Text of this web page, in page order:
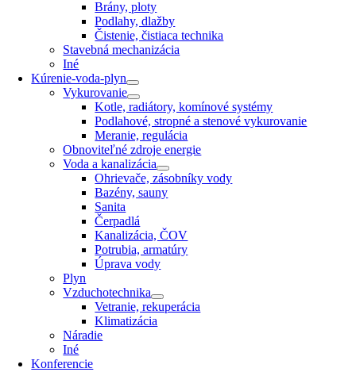
Brány, ploty
Podlahy, dlažby
Čistenie, čistiaca technika
Stavebná mechanizácia
Iné
Kúrenie-voda-plyn
Vykurovanie
Kotle, radiátory, komínové systémy
Podlahové, stropné a stenové vykurovanie
Meranie, regulácia
Obnoviteľné zdroje energie
Voda a kanalizácia
Ohrievače, zásobníky vody
Bazény, sauny
Sanita
Čerpadlá
Kanalizácia, ČOV
Potrubia, armatúry
Úprava vody
Plyn
Vzduchotechnika
Vetranie, rekuperácia
Klimatizácia
Náradie
Iné
Konferencie